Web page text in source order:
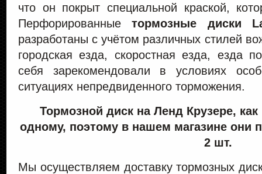
что он покрыт специальной краской,
Перфорированныетормозные диски
разработаны с учётом различных стилей
городская езда, скоростная езда, езда
себя зарекомендовали в условиях
ситуациях непредвиденного торможения.
Тормозной диск на Ленд Крузере,
одному, поэтому в нашем магазине они
2 шт.
Мы осуществляем доставку тормозных